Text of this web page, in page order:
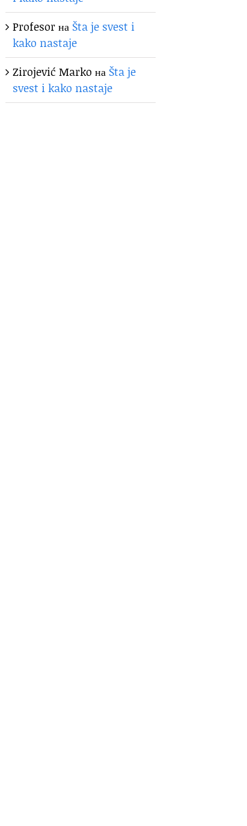
Profesorна Šta je svest i
kako nastaje
Zirojević Marko на Šta je
svest i kako nastaje